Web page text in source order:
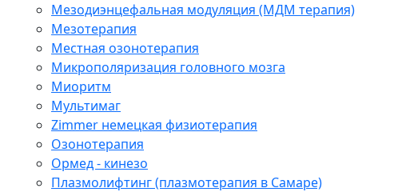
Мезодиэнцефальная модуляция (МДМ терапия)
Мезотерапия
Местная озонотерапия
Микрополяризация головного мозга
Миоритм
Мультимаг
Zimmer немецкая физиотерапия
Озонотерапия
Ормед - кинезо
Плазмолифтинг (плазмотерапия в Самаре)